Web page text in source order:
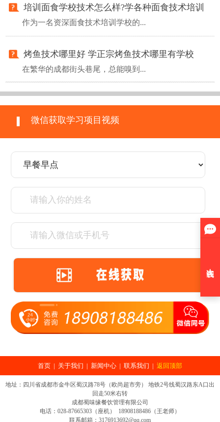
培训面食学校技术怎么样?学各种面食技术培训
作为一名资深面食技术培训学校的...
烤鱼技术哪里好 学正宗烤鱼技术哪里有学校
在繁华的成都街头巷尾，总能嗅到...
微信获取学习项目视频
首页 | 关于我们 | 新闻中心 | 联系我们 | 返回顶部
地址：四川省成都市金牛区蜀汉路78号（欧尚超市旁） 地铁2号线蜀汉路东A口出
回走50米右转
成都蜀味缘餐饮管理有限公司
电话：028-87665303（座机） 18908188486（王老师）
联系邮箱：3176913692@qq.com